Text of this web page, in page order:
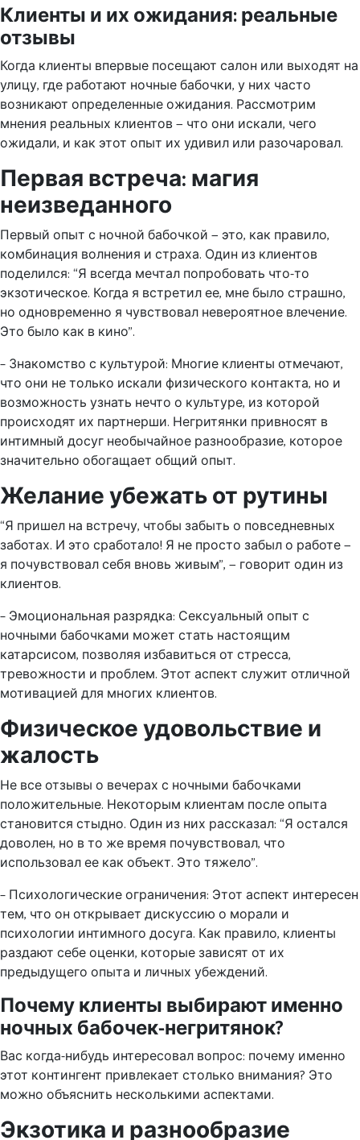
Клиенты и их ожидания: реальные
отзывы
Когда клиенты впервые посещают салон или выходят на
улицу, где работают ночные бабочки, у них часто
возникают определенные ожидания. Рассмотрим
мнения реальных клиентов — что они искали, чего
ожидали, и как этот опыт их удивил или разочаровал.
Первая встреча: магия
неизведанного
Первый опыт с ночной бабочкой — это, как правило,
комбинация волнения и страха. Один из клиентов
поделился: “Я всегда мечтал попробовать что-то
экзотическое. Когда я встретил ее, мне было страшно,
но одновременно я чувствовал невероятное влечение.
Это было как в кино”.
– Знакомство с культурой: Многие клиенты отмечают,
что они не только искали физического контакта, но и
возможность узнать нечто о культуре, из которой
происходят их партнерши. Негритянки привносят в
интимный досуг необычайное разнообразие, которое
значительно обогащает общий опыт.
Желание убежать от рутины
“Я пришел на встречу, чтобы забыть о повседневных
заботах. И это сработало! Я не просто забыл о работе —
я почувствовал себя вновь живым”, — говорит один из
клиентов.
– Эмоциональная разрядка: Сексуальный опыт с
ночными бабочками может стать настоящим
катарсисом, позволяя избавиться от стресса,
тревожности и проблем. Этот аспект служит отличной
мотивацией для многих клиентов.
Физическое удовольствие и
жалость
Не все отзывы о вечерах с ночными бабочками
положительные. Некоторым клиентам после опыта
становится стыдно. Один из них рассказал: “Я остался
доволен, но в то же время почувствовал, что
использовал ее как объект. Это тяжело”.
– Психологические ограничения: Этот аспект интересен
тем, что он открывает дискуссию о морали и
психологии интимного досуга. Как правило, клиенты
раздают себе оценки, которые зависят от их
предыдущего опыта и личных убеждений.
Почему клиенты выбирают именно
ночных бабочек-негритянок?
Вас когда-нибудь интересовал вопрос: почему именно
этот контингент привлекает столько внимания? Это
можно объяснить несколькими аспектами.
Экзотика и разнообразие